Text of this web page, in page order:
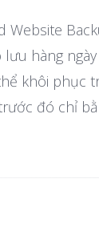
Website
hàng
khôi phục
đó chỉ